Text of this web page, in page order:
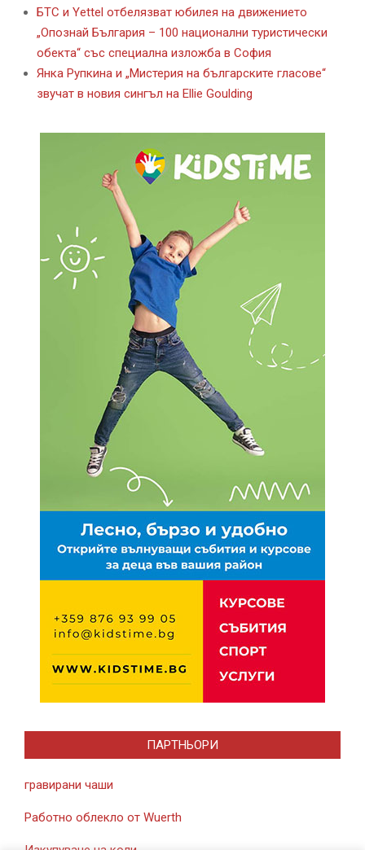
БТС и Yettel отбелязват юбилея на движението
„Опознай България – 100 национални туристически
обекта“ със специална изложба в София
Янка Рупкина и „Мистерия на българските гласове“
звучат в новия сингъл на Ellie Goulding
ПАРТНЬОРИ
гравирани чаши
Работно облекло от Wuerth